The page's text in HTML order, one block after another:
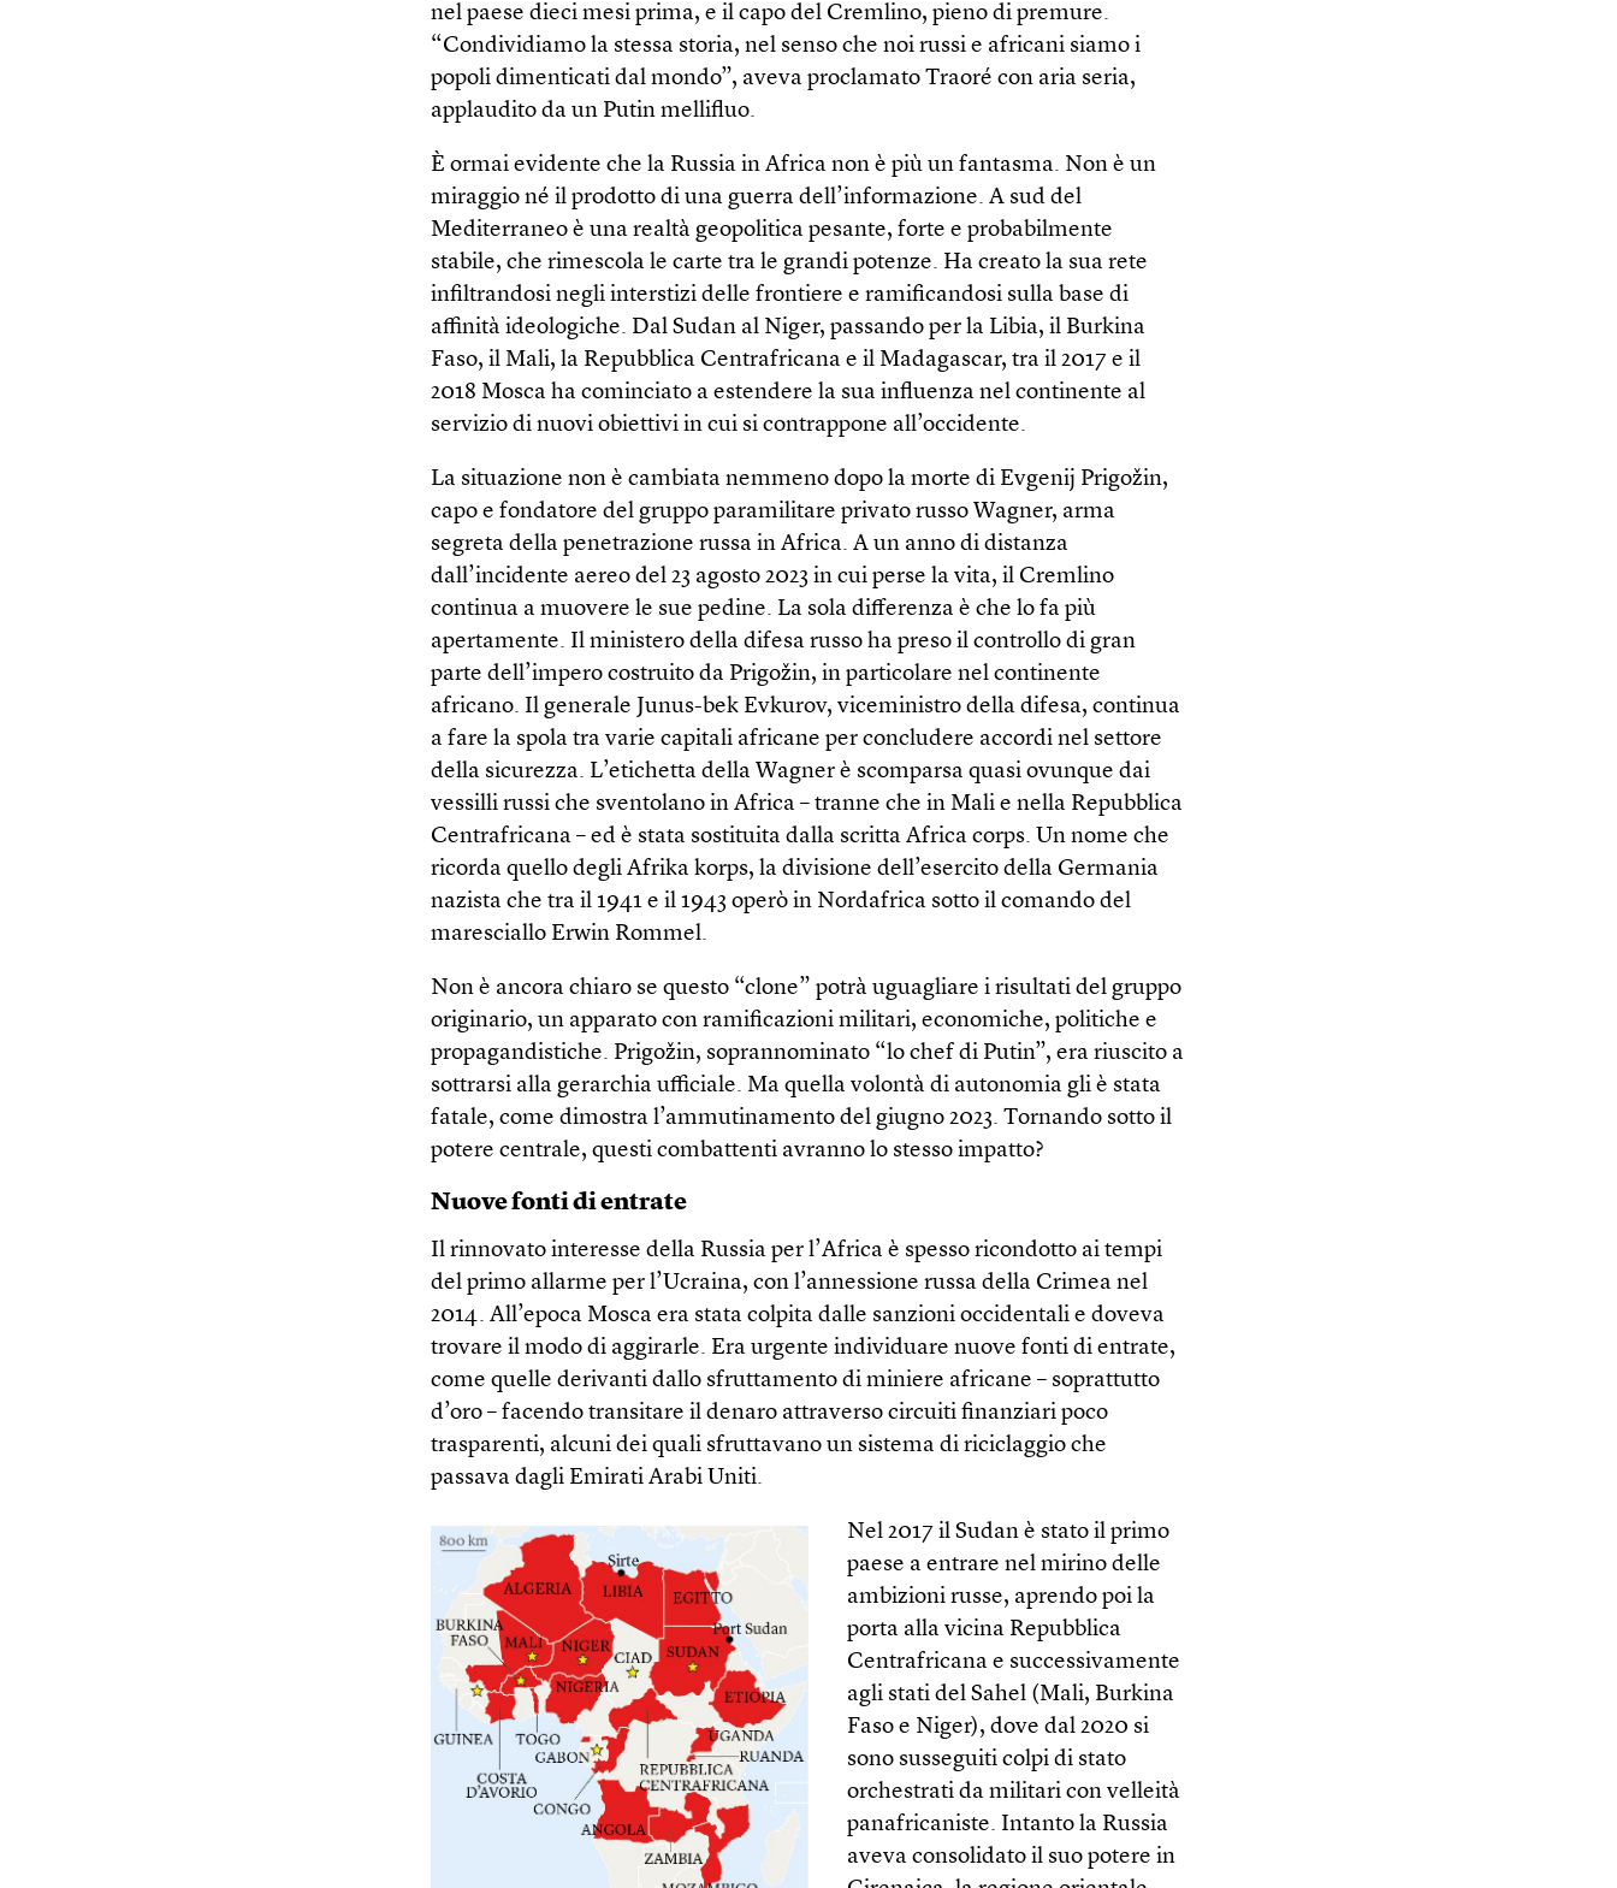
nel paese dieci mesi prima, e il capo del Cremlino, pieno di premure.
“Condividiamo la stessa storia, nel senso che noi russi e africani siamo i
popoli dimenticati dal mondo”, aveva proclamato Traoré con aria seria,
applaudito da un Putin mellifluo.
È ormai evidente che la Russia in Africa non è più un fantasma. Non è un
miraggio né il prodotto di una guerra dell’informazione. A sud del
Mediterraneo è una realtà geopolitica pesante, forte e probabilmente
stabile, che rimescola le carte tra le grandi potenze. Ha creato la sua rete
infiltrandosi negli interstizi delle frontiere e ramificandosi sulla base di
affinità ideologiche. Dal Sudan al Niger, passando per la Libia, il Burkina
Faso, il Mali, la Repubblica Centrafricana e il Madagascar, tra il 2017 e il
2018 Mosca ha cominciato a estendere la sua influenza nel continente al
servizio di nuovi obiettivi in cui si contrappone all’occidente.
La situazione non è cambiata nemmeno dopo la morte di Evgenij Prigožin,
capo e fondatore del gruppo paramilitare privato russo Wagner, arma
segreta della penetrazione russa in Africa. A un anno di distanza
dall’incidente aereo del 23 agosto 2023 in cui perse la vita, il Cremlino
continua a muovere le sue pedine. La sola differenza è che lo fa più
apertamente. Il ministero della difesa russo ha preso il controllo di gran
parte dell’impero costruito da Prigožin, in particolare nel continente
africano. Il generale Junus-bek Evkurov, viceministro della difesa, continua
a fare la spola tra varie capitali africane per concludere accordi nel settore
della sicurezza. L’etichetta della Wagner è scomparsa quasi ovunque dai
vessilli russi che sventolano in Africa – tranne che in Mali e nella Repubblica
Centrafricana – ed è stata sostituita dalla scritta Africa corps. Un nome che
ricorda quello degli Afrika korps, la divisione dell’esercito della Germania
nazista che tra il 1941 e il 1943 operò in Nordafrica sotto il comando del
maresciallo Erwin Rommel.
Non è ancora chiaro se questo “clone” potrà uguagliare i risultati del gruppo
originario, un apparato con ramificazioni militari, economiche, politiche e
propagandistiche. Prigožin, soprannominato “lo chef di Putin”, era riuscito a
sottrarsi alla gerarchia ufficiale. Ma quella volontà di autonomia gli è stata
fatale, come dimostra l’ammutinamento del giugno 2023. Tornando sotto il
potere centrale, questi combattenti avranno lo stesso impatto?
Nuove fonti di entrate
Il rinnovato interesse della Russia per l’Africa è spesso ricondotto ai tempi
del primo allarme per l’Ucraina, con l’annessione russa della Crimea nel
2014. All’epoca Mosca era stata colpita dalle sanzioni occidentali e doveva
trovare il modo di aggirarle. Era urgente individuare nuove fonti di entrate,
come quelle derivanti dallo sfruttamento di miniere africane – soprattutto
d’oro – facendo transitare il denaro attraverso circuiti finanziari poco
trasparenti, alcuni dei quali sfruttavano un sistema di riciclaggio che
passava dagli Emirati Arabi Uniti.
Nel 2017 il Sudan è stato il primo
paese a entrare nel mirino delle
ambizioni russe, aprendo poi la
porta alla vicina Repubblica
Centrafricana e successivamente
agli stati del Sahel (Mali, Burkina
Faso e Niger), dove dal 2020 si
sono susseguiti colpi di stato
orchestrati da militari con velleità
panafricaniste. Intanto la Russia
aveva consolidato il suo potere in